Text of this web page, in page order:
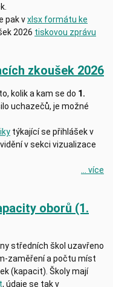
pak vxlsx formátu ke
2026 tiskovou zprávu
zkoušek 2026
kolik a kam se do 1.
uchazečů, je možné
týkající se přihlášek v
v sekci vizualizace
... více
oborů (1.
středních škol uzavřeno
zaměření a počtu míst
(kapacit). Školy mají
, údaje se tak v